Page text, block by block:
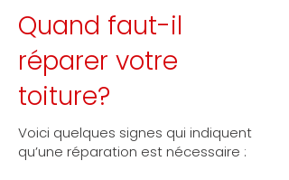
Quand faut-il
réparer votre
toiture?
Voici quelques signes qui indiquent
qu’une réparation est nécessaire :